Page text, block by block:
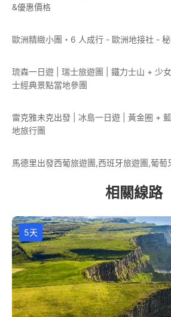
&優惠價格
歐洲精緻小團・6 人成行 - 歐洲地接社 -
琉森一日遊 | 瑞士旅遊團 | 鐵力士山 + 少
士經典景點當地參團
雷克雅未克出發 | 冰島一日遊 | 黃金圈 +
地旅行團
馬德里出發西葡旅遊團,西班牙旅遊團,葡
相關線路
5天